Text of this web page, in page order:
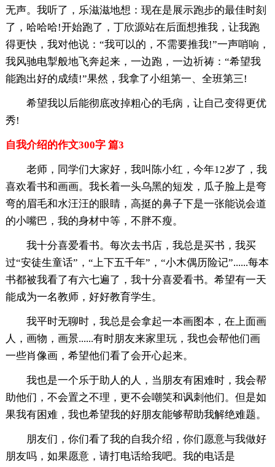
无声。我听了，乐滋滋地想：现在是展示跑步的最佳时刻
了，哈哈哈!开始跑了，丁欣源站在后面想推我，让我跑
得更快，我对他说：“我可以的，不需要推我!”一声哨响，
我风驰电掣般地飞奔起来，一边跑，一边祈祷：“希望我
能跑出好的成绩!”果然，我拿了小组第一、全班第三!
希望我以后能彻底改掉粗心的毛病，让自己变得更优
秀!
自我介绍的作文300字 篇3
老师，同学们大家好，我叫陈小红，今年12岁了，我
喜欢看书和画画。我长着一头乌黑的短发，瓜子脸上是弯
弯的眉毛和水汪汪的眼睛，高挺的鼻子下是一张能说会道
的小嘴巴，我的身材中等，不胖不瘦。
我十分喜爱看书。每次去书店，我总是买书，我买
过“安徒生童话”，“上下五千年”，“小木偶历险记”......每本
书都被我看了有六七遍了，我十分喜爱看书。希望有一天
能成为一名教师，好好教育学生。
我平时无聊时，我总是会拿起一本画图本，在上面画
人，画物，画景......有时朋友来家里玩，我也会帮他们画
一些肖像画，希望他们看了会开心起来。
我也是一个乐于助人的人，当朋友有困难时，我会帮
助他们，不会置之不理，更不会嘲笑和讽刺他们。但是如
果我有困难，我也希望我的好朋友能够帮助我解绝难题。
朋友们，你们看了我的自我介绍，你们愿意与我做好
朋友吗，如果愿意，请打电话给我吧。我的电话是